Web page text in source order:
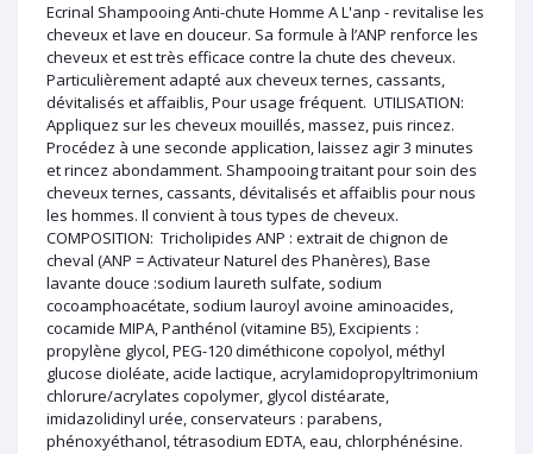
Ecrinal Shampooing Anti-chute Homme A L'anp - revitalise les
cheveux et lave en douceur. Sa formule à l’ANP renforce les
cheveux et est très efficace contre la chute des cheveux.
Particulièrement adapté aux cheveux ternes, cassants,
dévitalisés et affaiblis, Pour usage fréquent. UTILISATION:
Appliquez sur les cheveux mouillés, massez, puis rincez.
Procédez à une seconde application, laissez agir 3 minutes
et rincez abondamment. Shampooing traitant pour soin des
cheveux ternes, cassants, dévitalisés et affaiblis pour nous
les hommes. Il convient à tous types de cheveux.
COMPOSITION: Tricholipides ANP : extrait de chignon de
cheval (ANP = Activateur Naturel des Phanères), Base
lavante douce :sodium laureth sulfate, sodium
cocoamphoacétate, sodium lauroyl avoine aminoacides,
cocamide MIPA, Panthénol (vitamine B5), Excipients :
propylène glycol, PEG-120 diméthicone copolyol, méthyl
glucose dioléate, acide lactique, acrylamidopropyltrimonium
chlorure/acrylates copolymer, glycol distéarate,
imidazolidinyl urée, conservateurs : parabens,
phénoxyéthanol, tétrasodium EDTA, eau, chlorphénésine.